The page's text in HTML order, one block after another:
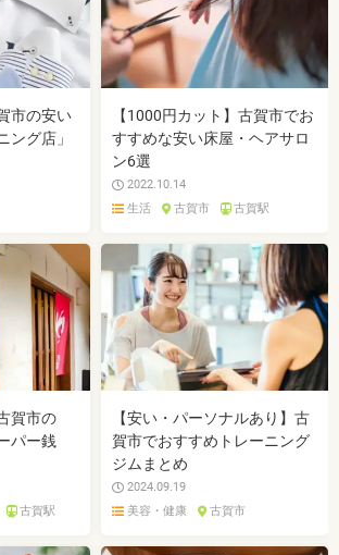
市の安い
ング店」
【1000円カット】古賀市でお
すすめな安い床屋・ヘアサロ
ン6選
2022.10.14
生活
古賀市 古賀駅
賀市の
パー銭
古賀駅
【安い・パーソナルあり】古
賀市でおすすめトレーニング
ジムまとめ
2024.09.19
美容・健康
古賀市